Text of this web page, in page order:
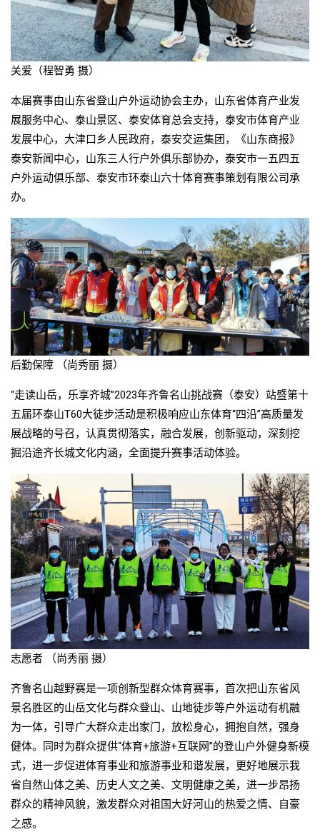
关爱（程智勇 摄）
本届赛事由山东省登山户外运动协会主办，山东省体育产业发
展服务中心、泰山景区、泰安体育总会支持，泰安市体育产业
发展中心，大津口乡人民政府，泰安交运集团，《山东商报》
泰安新闻中心，山东三人行户外俱乐部协办，泰安市一五四五
户外运动俱乐部、泰安市环泰山六十体育赛事策划有限公司承
办。
后勤保障 （尚秀丽 摄）
“走读山岳，乐享齐城”2023年齐鲁名山挑战赛（泰安）站暨第十
五届环泰山T60大徒步活动是积极响应山东体育“四沿”高质量发
展战略的号召，认真贯彻落实，融合发展，创新驱动，深刻挖
掘沿途齐长城文化内涵，全面提升赛事活动体验。
志愿者 （尚秀丽 摄）
齐鲁名山越野赛是一项创新型群众体育赛事，首次把山东省风
景名胜区的山岳文化与群众登山、山地徒步等户外运动有机融
为一体，引导广大群众走出家门，放松身心，拥抱自然，强身
健体。同时为群众提供“体育+旅游+互联网”的登山户外健身新模
式，进一步促进体育事业和旅游事业和谐发展，更好地展示我
省自然山体之美、历史人文之美、文明健康之美，进一步昂扬
群众的精神风貌，激发群众对祖国大好河山的热爱之情、自豪
之感。